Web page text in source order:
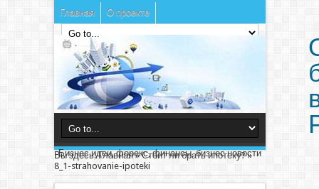
Главная О проекте
Бизнес идеи, форекс, финансы, бизнес новости
Вы здесь:Главная»Стоит ли брать ипотеку?»
8_1-strahovanie-ipoteki